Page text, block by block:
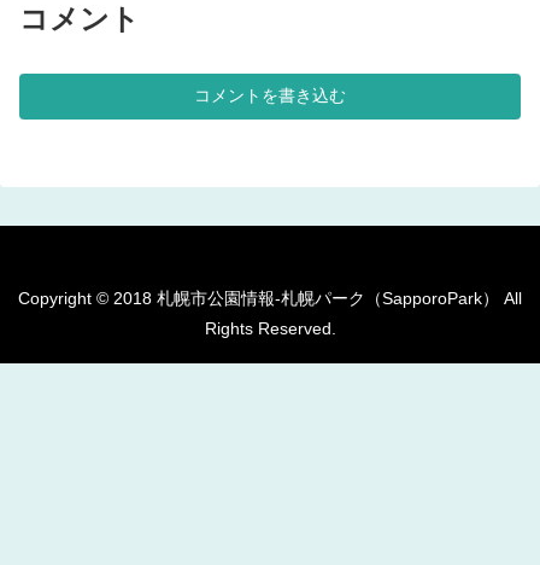
れています。砂場が設けられてい
ます。 の多目的広場全体。多目
屋が、設けられています。複数の
種類のベンチが、公園内に複数設
コメント
コメントを書き込む
Copyright © 2018 札幌市公園情報-札幌パーク（SapporoPark） All
Rights Reserved.